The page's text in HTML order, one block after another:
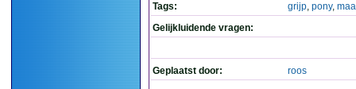
Tags:
grijp, pony,
Gelijkluidende vragen:
Geplaatst door: roos